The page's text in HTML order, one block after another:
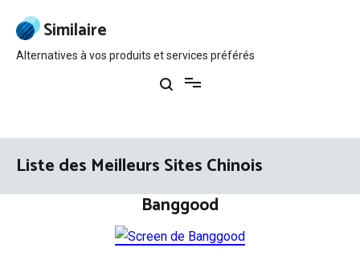
contenu Similaire
Alternatives à vos produits et services préférés
Liste des Meilleurs Sites Chinois
Banggood